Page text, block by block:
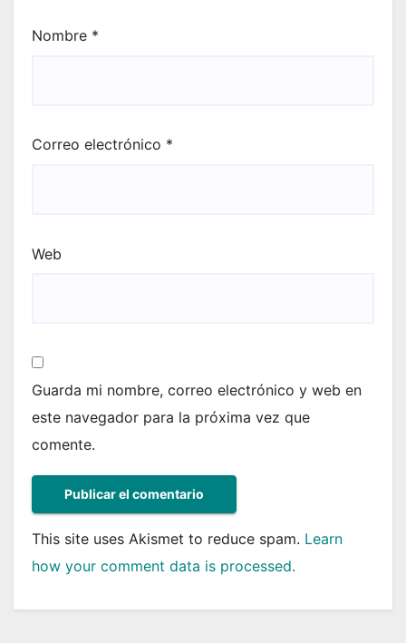
Nombre *
Correo electrónico *
Web
Guarda mi nombre, correo electrónico y web en
este navegador para la próxima vez que
comente.
This site uses Akismet to reduce spam. Learn
how your comment data is processed.